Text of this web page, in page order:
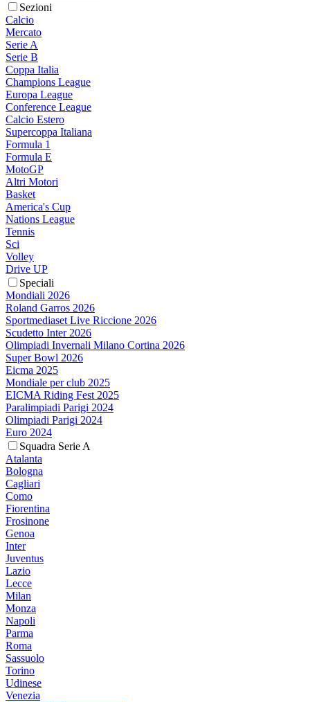
Sezioni
Calcio
Mercato
Serie A
Serie B
Coppa Italia
Champions League
Europa League
Conference League
Calcio Estero
Supercoppa Italiana
Formula 1
Formula E
MotoGP
Altri Motori
Basket
America's Cup
Nations League
Tennis
Sci
Volley
Drive UP
Speciali
Mondiali 2026
Roland Garros 2026
Sportmediaset Live Riccione 2026
Scudetto Inter 2026
Olimpiadi Invernali Milano Cortina 2026
Super Bowl 2026
Eicma 2025
Mondiale per club 2025
EICMA Riding Fest 2025
Paralimpiadi Parigi 2024
Olimpiadi Parigi 2024
Euro 2024
Squadra Serie A
Atalanta
Bologna
Cagliari
Como
Fiorentina
Frosinone
Genoa
Inter
Juventus
Lazio
Lecce
Milan
Monza
Napoli
Parma
Roma
Sassuolo
Torino
Udinese
Venezia